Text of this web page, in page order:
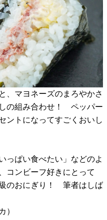
、マヨネーズのまろやかさ
の組み合わせ！ ペッパー
ントになってすごくおいし
っぱい食べたい」などのよ
コンビーフ好きにとって
のおにぎり！ 筆者はしば
）